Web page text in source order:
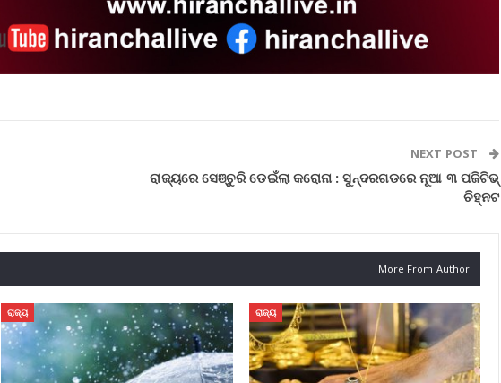
NEXT POST
ରାଜ୍ୟରେ ସେଞ୍ଚୁରି ଡେଇଁଲା କରୋନା : ସୁନ୍ଦରଗଡରେ ନୂଆ ୩ ପଜିଟିଭ୍
ଚିହ୍ନଟ
More From Author
ରାଜ୍ୟ ରାଜ୍ୟ